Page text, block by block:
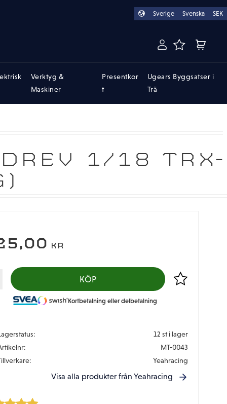
Sverige Svenska SEK
FAVORITER
Verktyg &
Maskiner
Presentkor
t
Ugears Byggsatser i
Trä
1/18 TRX-
KR
KÖP Lägg till i
Kortbetalning eller delbetalning
12 st i lager
MT-0043
Yeahracing
Visa alla produkter från Yeahracing